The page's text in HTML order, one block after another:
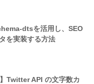
dtsを活用し、SEO
を実装する方法
Twitter API の文字数カ